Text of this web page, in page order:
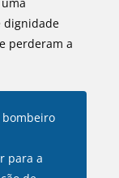
dignidade
perderam a
bombeiro
para a